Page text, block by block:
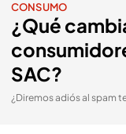
CONSUMO
¿Qué
SAC?
¿Diremos adiós al spam